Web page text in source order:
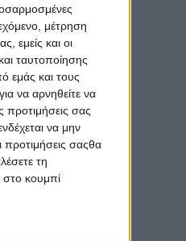
μέτρηση
εμείς και οι
ταυτοποίησης
εμάς και τους
να αρνηθείτε να
προτιμήσεις σας
να μην
προτιμήσεις σαςθα
τη
στο κουμπί